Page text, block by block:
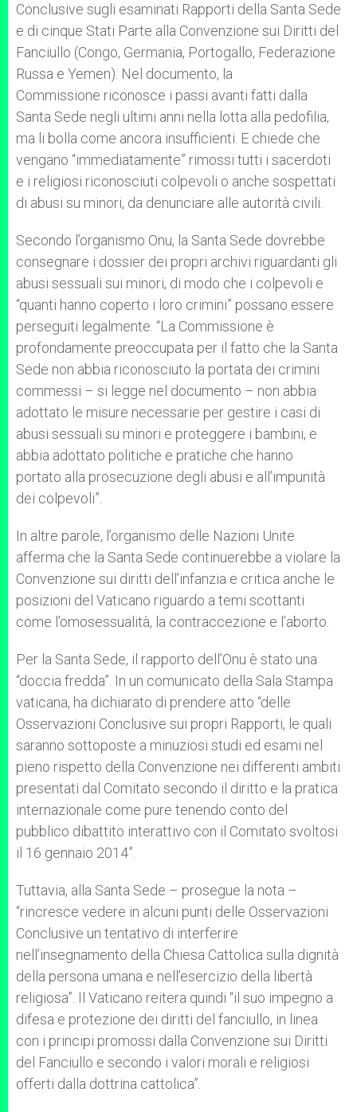
Conclusive sugli esaminati Rapporti della Santa Sede
e di cinque Stati Parte alla Convenzione sui Diritti del
Fanciullo (Congo, Germania, Portogallo, Federazione
Russa e Yemen). Nel documento, la
Commissione riconosce i passi avanti fatti dalla
Santa Sede negli ultimi anni nella lotta alla pedofilia,
ma li bolla come ancora insufficienti. E chiede che
vengano “immediatamente” rimossi tutti i sacerdoti
e i religiosi riconosciuti colpevoli o anche sospettati
di abusi su minori, da denunciare alle autorità civili.
Secondo l’organismo Onu, la Santa Sede dovrebbe
consegnare i dossier dei propri archivi riguardanti gli
abusi sessuali sui minori, di modo che i colpevoli e
“quanti hanno coperto i loro crimini” possano essere
perseguiti legalmente. “La Commissione è
profondamente preoccupata per il fatto che la Santa
Sede non abbia riconosciuto la portata dei crimini
commessi – si legge nel documento – non abbia
adottato le misure necessarie per gestire i casi di
abusi sessuali su minori e proteggere i bambini, e
abbia adottato politiche e pratiche che hanno
portato alla prosecuzione degli abusi e all’impunità
dei colpevoli”.
In altre parole, l’organismo delle Nazioni Unite
afferma che la Santa Sede continuerebbe a violare la
Convenzione sui diritti dell’infanzia e critica anche le
posizioni del Vaticano riguardo a temi scottanti
come l’omosessualità, la contraccezione e l’aborto.
Per la Santa Sede, il rapporto dell’Onu è stato una
“doccia fredda”. In un comunicato della Sala Stampa
vaticana, ha dichiarato di prendere atto “delle
Osservazioni Conclusive sui propri Rapporti, le quali
saranno sottoposte a minuziosi studi ed esami nel
pieno rispetto della Convenzione nei differenti ambiti
presentati dal Comitato secondo il diritto e la pratica
internazionale come pure tenendo conto del
pubblico dibattito interattivo con il Comitato svoltosi
il 16 gennaio 2014”.
Tuttavia, alla Santa Sede – prosegue la nota –
“rincresce vedere in alcuni punti delle Osservazioni
Conclusive un tentativo di interferire
nell’insegnamento della Chiesa Cattolica sulla dignità
della persona umana e nell’esercizio della libertà
religiosa”. Il Vaticano reitera quindi “il suo impegno a
difesa e protezione dei diritti del fanciullo, in linea
con i principi promossi dalla Convenzione sui Diritti
del Fanciullo e secondo i valori morali e religiosi
offerti dalla dottrina cattolica”.